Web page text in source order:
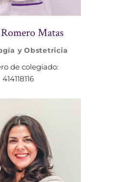
Matas
y Obstetricia
de colegiado:
414118116